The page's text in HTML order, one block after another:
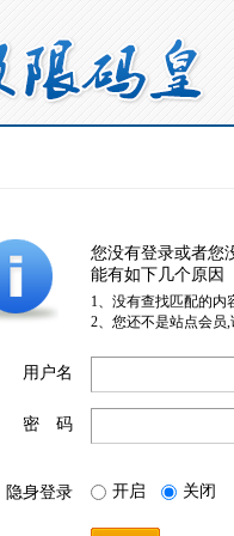
您没有登录或者您
能有如下几个原因
1、没有查找匹配的内
2、您还不是站点会员
用户名
密 码
隐身登录 开启 关闭